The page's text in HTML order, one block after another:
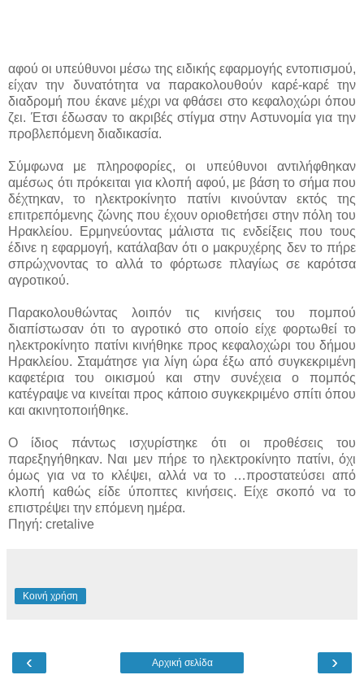
αφού οι υπεύθυνοι μέσω της ειδικής εφαρμογής εντοπισμού,
είχαν την δυνατότητα να παρακολουθούν καρέ-καρέ την
διαδρομή που έκανε μέχρι να φθάσει στο κεφαλοχώρι όπου
ζει. Έτσι έδωσαν το ακριβές στίγμα στην Αστυνομία για την
προβλεπόμενη διαδικασία.
Σύμφωνα με πληροφορίες, οι υπεύθυνοι αντιλήφθηκαν
αμέσως ότι πρόκειται για κλοπή αφού, με βάση το σήμα που
δέχτηκαν, το ηλεκτροκίνητο πατίνι κινούνταν εκτός της
επιτρεπόμενης ζώνης που έχουν οριοθετήσει στην πόλη του
Ηρακλείου. Ερμηνεύοντας μάλιστα τις ενδείξεις που τους
έδινε η εφαρμογή, κατάλαβαν ότι ο μακρυχέρης δεν το πήρε
σπρώχνοντας το αλλά το φόρτωσε πλαγίως σε καρότσα
αγροτικού.
Παρακολουθώντας λοιπόν τις κινήσεις του πομπού
διαπίστωσαν ότι το αγροτικό στο οποίο είχε φορτωθεί το
ηλεκτροκίνητο πατίνι κινήθηκε προς κεφαλοχώρι του δήμου
Ηρακλείου. Σταμάτησε για λίγη ώρα έξω από συγκεκριμένη
καφετέρια του οικισμού και στην συνέχεια ο πομπός
κατέγραψε να κινείται προς κάποιο συγκεκριμένο σπίτι όπου
και ακινητοποιήθηκε.
Ο ίδιος πάντως ισχυρίστηκε ότι οι προθέσεις του
παρεξηγήθηκαν. Ναι μεν πήρε το ηλεκτροκίνητο πατίνι, όχι
όμως για να το κλέψει, αλλά να το …προστατεύσει από
κλοπή καθώς είδε ύποπτες κινήσεις. Είχε σκοπό να το
επιστρέψει την επόμενη ημέρα.
Πηγή: cretalive
Κοινή χρήση
‹ ›
Αρχική σελίδα